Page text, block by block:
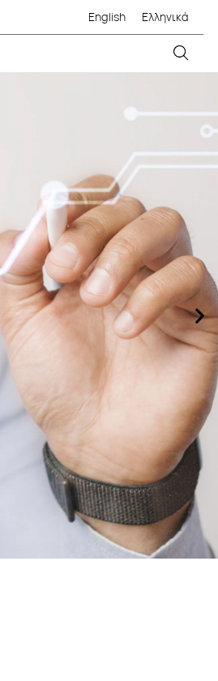
English Ελληνικά